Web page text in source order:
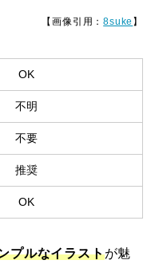
【画像引用：8suke 】
OK
不明
不要
推奨
OK
プルなイラストが魅